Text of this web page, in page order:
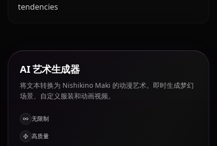
tendencies
AI 艺术生成器
将文本转换为 Nishikino Maki 的动漫艺术。即时生成梦幻
场景、自定义服装和动画视频。
无限制
高质量